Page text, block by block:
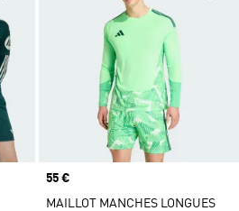
Prix
55 €
MAILLOT MANCHES LONGUES